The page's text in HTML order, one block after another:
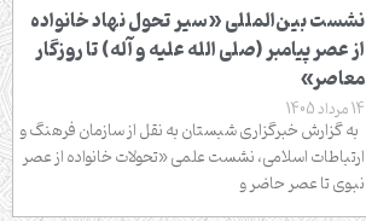
نشست بین‌المللی «سیر تحول نهاد خانواده
از عصر پیامبر (صلی الله علیه و آله) تا روزگار
معاصر»
14 مرداد 1405
به گزارش خبرگزاری شبستان به نقل از سازمان فرهنگ و
ارتباطات اسلامی، نشست علمی «تحولات خانواده از عصر
نبوی تا عصر حاضر و